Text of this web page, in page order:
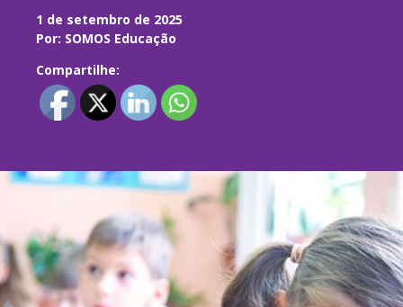
1 de setembro de 2025
Por: SOMOS Educação
Compartilhe: